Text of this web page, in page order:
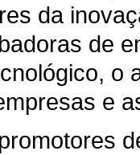
da
de
o
e